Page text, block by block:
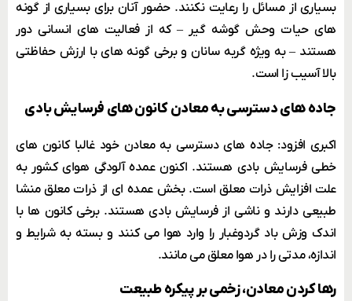
بسیاری از مسائل را رعایت نکنند. حضور آنان برای بسیاری از گونه
های حیات وحش گوشه گیر – که از فعالیت های انسانی دور
هستند – به ویژه گربه سانان و برخی گونه های با ارزش حفاظتی
بالا آسیب زا است.
جاده های دسترسی به معادن کانون های فرسایش بادی
اکبری افزود: جاده های دسترسی به معادن خود غالبا کانون های
خطی فرسایش بادی هستند. اکنون عمده آلودگی هوای کشور به
علت افزایش ذرات معلق است. بخش عمده ای از ذرات معلق منشا
طبیعی دارند و ناشی از فرسایش بادی هستند. برخی کانون ها با
اندک وزش باد گردوغبار را وارد هوا می کنند و بسته به شرایط و
اندازه، مدتی را در هوا معلق می مانند.
رها کردن معادن، زخمی بر پیکره طبیعت